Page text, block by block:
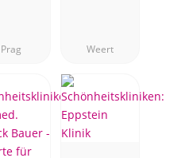
Prag Weert